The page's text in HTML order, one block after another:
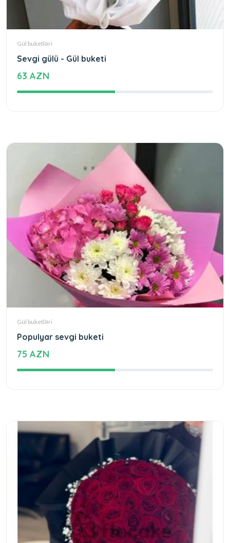
Gül buketləri
Sevgi gülü - Gül buketi
63 AZN
Gül buketləri
Populyar sevgi buketi
75 AZN